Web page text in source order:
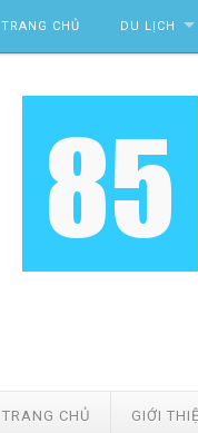
TRANG CHỦ DU LỊCH
TRANG CHỦ GIỚI